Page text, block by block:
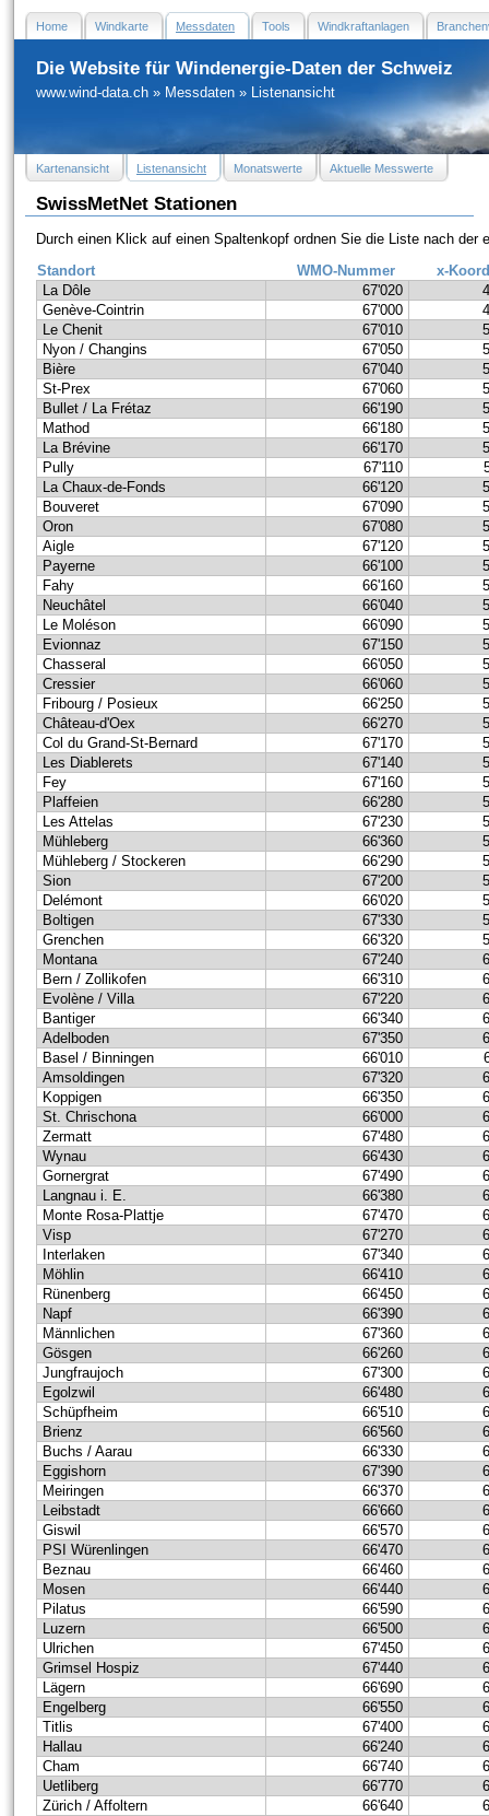
Home Windkarte Messdaten Tools Windkraftanlagen
Die Website für Windenergie-Daten der Schweiz
www.wind-data.ch » Messdaten » Listenansicht
Kartenansicht Listenansicht Monatswerte Aktuelle Messwerte
SwissMetNet Stationen
Durch einen Klick auf einen Spaltenkopf ordnen Sie die Liste nach der
Standort
WMO-Nummer
x-
La Dôle
67'020
Genève-Cointrin
67'000
Le Chenit
67'010
Nyon / Changins
67'050
Bière
67'040
St-Prex
67'060
Bullet / La Frétaz
66'190
Mathod
66'180
La Brévine
66'170
Pully
67'110
La Chaux-de-Fonds
66'120
Bouveret
67'090
Oron
67'080
Aigle
67'120
Payerne
66'100
Fahy
66'160
Neuchâtel
66'040
Le Moléson
66'090
Evionnaz
67'150
Chasseral
66'050
Cressier
66'060
Fribourg / Posieux
66'250
Château-d'Oex
66'270
Col du Grand-St-Bernard
67'170
Les Diablerets
67'140
Fey
67'160
Plaffeien
66'280
Les Attelas
67'230
Mühleberg
66'360
Mühleberg / Stockeren
66'290
Sion
67'200
Delémont
66'020
Boltigen
67'330
Grenchen
66'320
Montana
67'240
Bern / Zollikofen
66'310
Evolène / Villa
67'220
Bantiger
66'340
Adelboden
67'350
Basel / Binningen
66'010
Amsoldingen
67'320
Koppigen
66'350
St. Chrischona
66'000
Zermatt
67'480
Wynau
66'430
Gornergrat
67'490
Langnau i. E.
66'380
Monte Rosa-Plattje
67'470
Visp
67'270
Interlaken
67'340
Möhlin
66'410
Rünenberg
66'450
Napf
66'390
Männlichen
67'360
Gösgen
66'260
Jungfraujoch
67'300
Egolzwil
66'480
Schüpfheim
66'510
Brienz
66'560
Buchs / Aarau
66'330
Eggishorn
67'390
Meiringen
66'370
Leibstadt
66'660
Giswil
66'570
PSI Würenlingen
66'470
Beznau
66'460
Mosen
66'440
Pilatus
66'590
Luzern
66'500
Ulrichen
67'450
Grimsel Hospiz
67'440
Lägern
66'690
Engelberg
66'550
Titlis
67'400
Hallau
66'240
Cham
66'740
Uetliberg
66'770
Zürich / Affoltern
66'640